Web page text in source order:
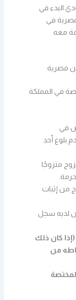
البدء في
في
معه
مصرية
في المملكة
في
بلوغ أحد
متزوجًا
من إثبات
لديه سجل
كان ذلك
من